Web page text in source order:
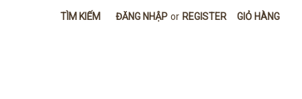
TÌM KIẾM ĐĂNG NHẬP or REGISTER GIỎ HÀNG